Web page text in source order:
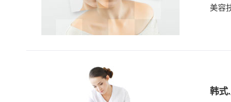
美容
韩式